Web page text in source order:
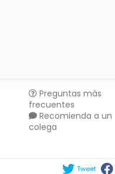
Preguntas más
frecuentes
Recomienda a un
colega
Tweet